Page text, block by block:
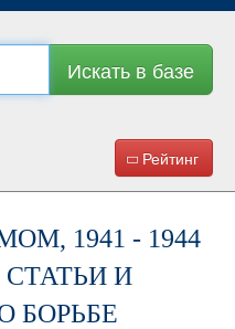
Искать в базе
Рейтинг
1941 - 1944
И
БОРЬБЕ